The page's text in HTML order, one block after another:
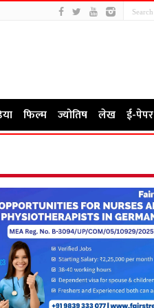
फिल्म ज्योतिष लेख ई-पेपर